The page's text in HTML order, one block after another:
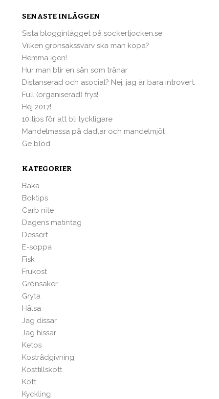
SENASTE INLÄGGEN
Sista blogginlägget på sockertjocken.se
Vilken grönsakssvarv ska man köpa?
Hemma igen!
Hur man blir en sån som tränar
Distanserad och asocial? Nej, jag är bara introvert.
Full (organiserad) frys!
Hej 2017!
10 tips för att bli lyckligare
Mandelmassa på dadlar och mandelmjöl
Ge blod
KATEGORIER
Baka
Boktips
Carb nite
Dagens matintag
Dessert
E-soppa
Fisk
Frukost
Grönsaker
Gryta
Hälsa
Jag dissar
Jag hissar
Ketos
Kostrådgivning
Kosttillskott
Kött
Kyckling